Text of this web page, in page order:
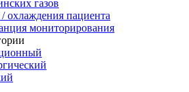
газов
охлаждения пациента
мониторирования